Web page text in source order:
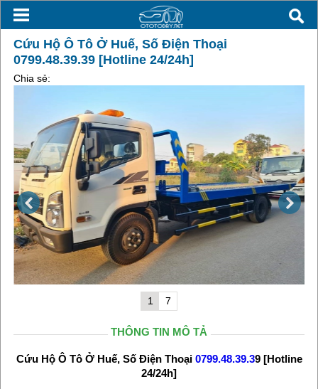
Cứu Hộ Ô Tô Ở Huế, Số Điện Thoại
0799.48.39.39 [Hotline 24/24h]
Chia sẻ:
1 7
THÔNG TIN MÔ TẢ
Cứu Hộ Ô Tô Ở Huế, Số Điện Thoại 0799.48.39.39 [Hotline
24/24h]